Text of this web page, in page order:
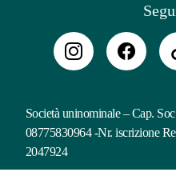
Società uninominale – Cap.
08775830964 -Nr. iscrizione
2047924